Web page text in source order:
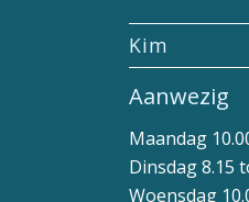
Kim
Aanwezig
Maandag
Dinsdag 8.15
Woensdag